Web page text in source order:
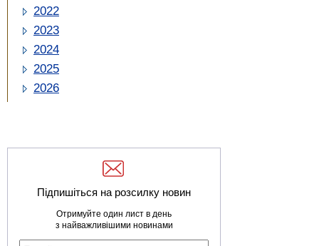
2022
2023
2024
2025
2026
Підпишіться на розсилку новин
Отримуйте один лист в день
з найважливішими новинами